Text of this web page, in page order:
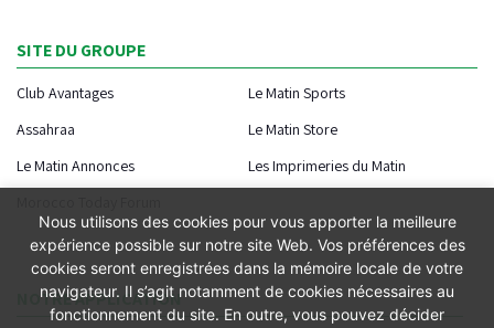
SITE DU GROUPE
Club Avantages
Le Matin Sports
Assahraa
Le Matin Store
Le Matin Annonces
Les Imprimeries du Matin
NOTRE APPLICATION
Nous utilisons des cookies pour vous apporter la meilleure
expérience possible sur notre site Web. Vos préférences des
cookies seront enregistrées dans la mémoire locale de votre
navigateur. Il s’agit notamment de cookies nécessaires au
fonctionnement du site. En outre, vous pouvez décider